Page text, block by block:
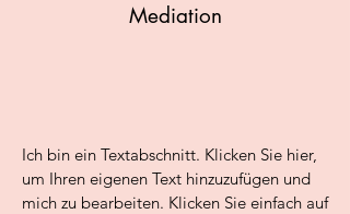
Mediation
Ich bin ein Textabschnitt. Klicken Sie hier,
um Ihren eigenen Text hinzuzufügen und
mich zu bearbeiten. Klicken Sie einfach auf